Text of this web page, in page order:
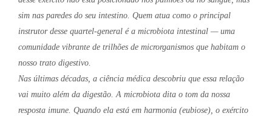
sim nas paredes do seu intestino. Quem atua como o principal
instrutor desse quartel-general é a microbiota intestinal — uma
comunidade vibrante de trilhões de microrganismos que habitam o
nosso trato digestivo.
Nas últimas décadas, a ciência médica descobriu que essa relação
vai muito além da digestão. A microbiota dita o tom da nossa
resposta imune. Quando ela está em harmonia (eubiose), o exército